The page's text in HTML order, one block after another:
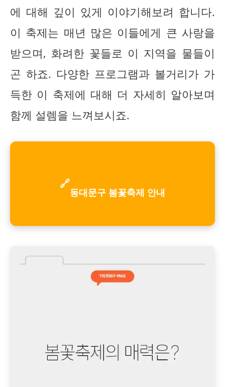
에 대해 깊이 있게 이야기해보려 합니다.
이 축제는 매년 많은 이들에게 큰 사랑을
받으며, 화려한 꽃들로 이 지역을 물들이
곤 하죠. 다양한 프로그램과 볼거리가 가
득한 이 축제에 대해 더 자세히 알아보며
함께 설렘을 느껴보시죠.
🔗
동대문구 봄꽃축제 안내